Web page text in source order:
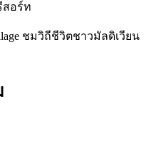
สอร์ท
ชมวิถีชีวิตชาวมัลดิเวียน